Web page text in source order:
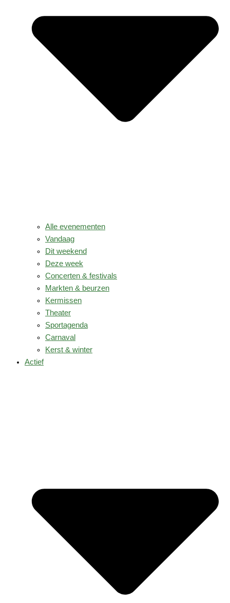
Alle evenementen
Vandaag
Dit weekend
Deze week
Concerten & festivals
Markten & beurzen
Kermissen
Theater
Sportagenda
Carnaval
Kerst & winter
Actief